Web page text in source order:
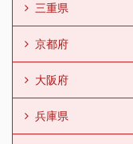
三重県
京都府
大阪府
兵庫県